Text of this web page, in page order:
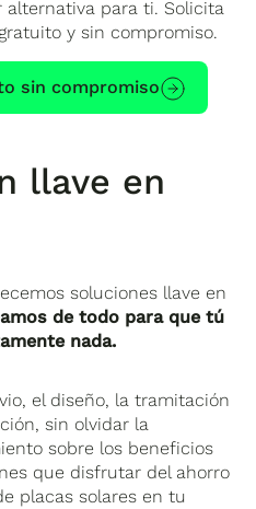
alternativa para ti. Solicita
y sin compromiso.
sin compromiso
llave en
soluciones llave en
de todo para que tú
nada.
el diseño, la tramitación
sin olvidar la
sobre los beneficios
que disfrutar del ahorro
placas solares en tu